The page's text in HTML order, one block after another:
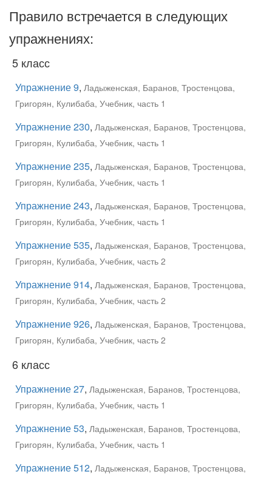
Правило встречается в следующих
упражнениях:
5 класс
Упражнение 9, Ладыженская, Баранов, Тростенцова,
Григорян, Кулибаба, Учебник, часть 1
Упражнение 230, Ладыженская, Баранов, Тростенцова,
Григорян, Кулибаба, Учебник, часть 1
Упражнение 235, Ладыженская, Баранов, Тростенцова,
Григорян, Кулибаба, Учебник, часть 1
Упражнение 243, Ладыженская, Баранов, Тростенцова,
Григорян, Кулибаба, Учебник, часть 1
Упражнение 535, Ладыженская, Баранов, Тростенцова,
Григорян, Кулибаба, Учебник, часть 2
Упражнение 914, Ладыженская, Баранов, Тростенцова,
Григорян, Кулибаба, Учебник, часть 2
Упражнение 926, Ладыженская, Баранов, Тростенцова,
Григорян, Кулибаба, Учебник, часть 2
6 класс
Упражнение 27, Ладыженская, Баранов, Тростенцова,
Григорян, Кулибаба, Учебник, часть 1
Упражнение 53, Ладыженская, Баранов, Тростенцова,
Григорян, Кулибаба, Учебник, часть 1
Упражнение 512, Ладыженская, Баранов, Тростенцова,